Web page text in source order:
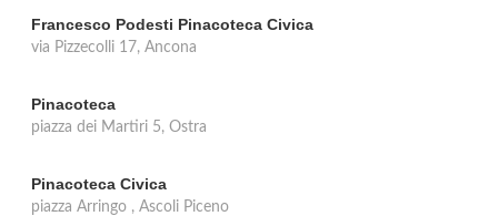
Francesco Podesti Pinacoteca Civica
via Pizzecolli 17, Ancona
Pinacoteca
piazza dei Martiri 5, Ostra
Pinacoteca Civica
piazza Arringo , Ascoli Piceno